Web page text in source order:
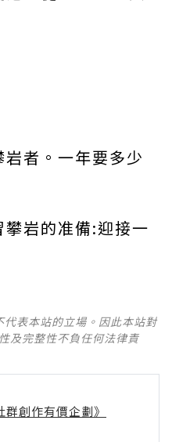
者。一年要多少
岩的准備:迎接一
表本站的立場。因此本站對
及完整性不負任何法律責
群創作有價企劃》